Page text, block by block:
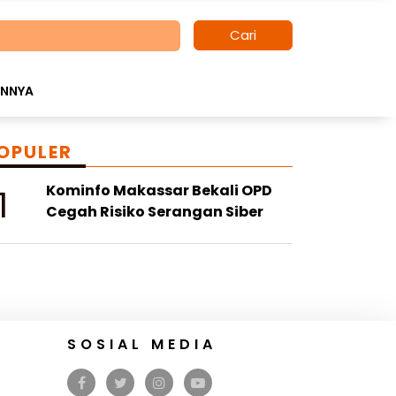
Cari
Kominfo Makassar Bekali OPD
Cegah Risiko Serangan Siber
SOSIAL MEDIA